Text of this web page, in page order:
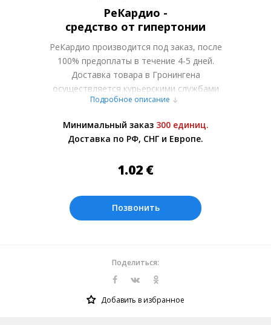
РеКардио -
средство от гипертонии
РеКардио производится под заказ, после
100% предоплаты в течение 4-5 дней.
Доставка товара в Гронингена
осуществляется курьерскими службами
или самовывозом со склада в Москве.
менеджером.
Оплата производится в рублях. Цены на
09.08.2026. Текущий курс 10 руб.=
Подробное описание
Минимальный заказ 300 единиц.
Доставка по РФ, СНГ и Европе.
1.02 €
Позвонить
Поделиться:
Добавить в избранное